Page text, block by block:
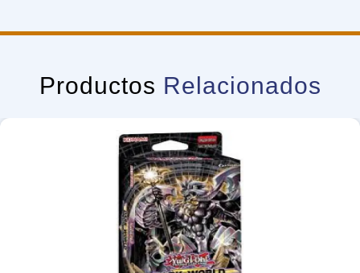
Productos Relacionados